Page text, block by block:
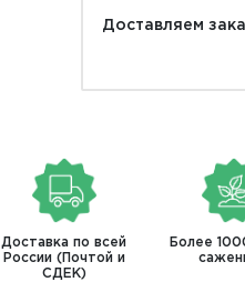
Доставляем
Доставка по всей
России (Почтой и
СДЕК)
Более